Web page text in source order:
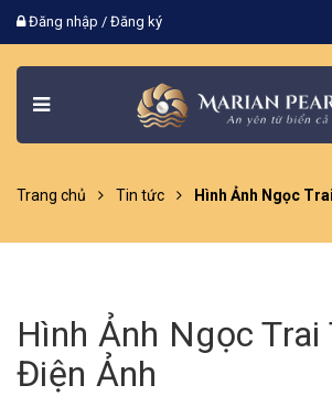
Đăng nhập / Đăng ký
Trang chủ Tin tức Hình Ảnh Ngọc
Hình Ảnh Ngọc Trai
Điện Ảnh